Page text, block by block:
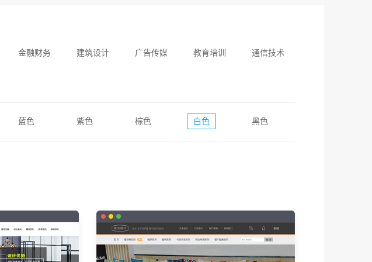
金融财务 建筑设计 广告传媒 教育培训 通信技术
蓝色 紫色 棕色 白色 黑色